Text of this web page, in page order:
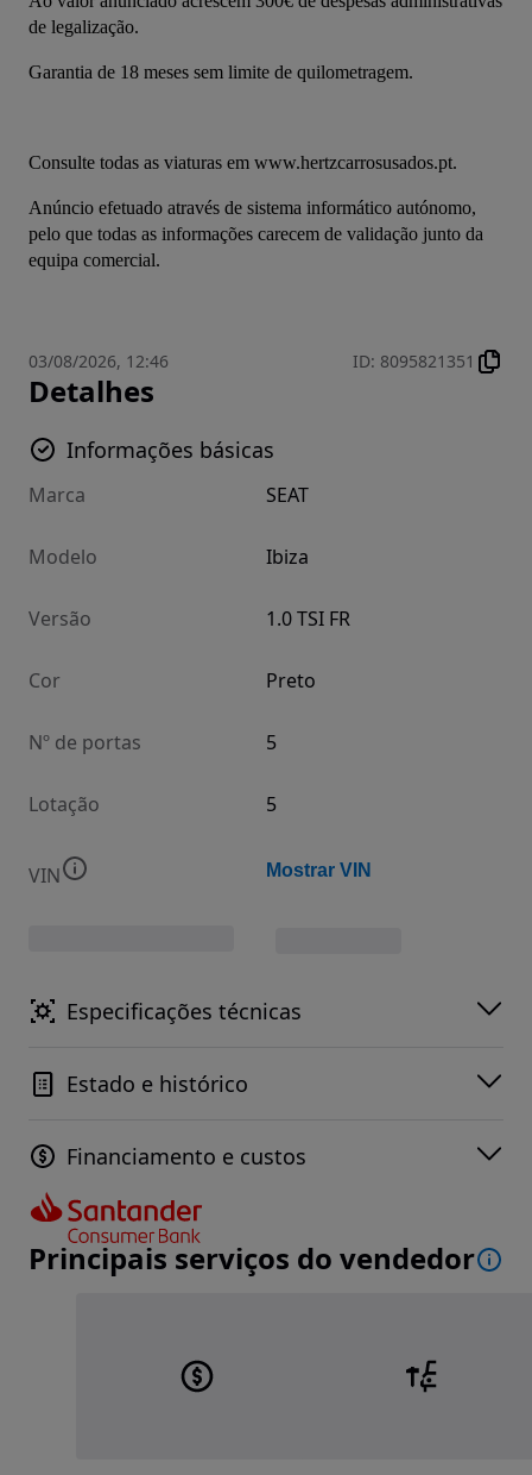
de legalização.
Garantia de 18 meses sem limite de quilometragem.
Consulte todas as viaturas em www.hertzcarrosusados.pt.
Anúncio efetuado através de sistema informático autónomo,
pelo que todas as informações carecem de validação junto da
equipa comercial.
03/08/2026, 12:46 ID: 8095821351
Detalhes
Informações básicas
Marca SEAT
Modelo Ibiza
Versão 1.0 TSI FR
Cor Preto
Nº de portas 5
Lotação 5
VIN Mostrar VIN
Especificações técnicas
Estado e histórico
Financiamento e custos
Principais serviços do vendedor